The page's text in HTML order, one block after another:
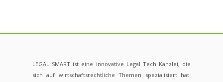
LEGAL SMART ist eine innovative Legal Tech Kanzlei, die
sich auf wirtschaftsrechtliche Themen spezialisiert hat.